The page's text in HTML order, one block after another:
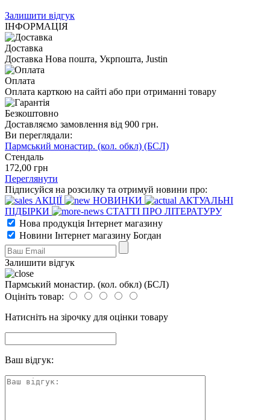
Залишити відгук
ІНФОРМАЦІЯ
Доставка
Доставка Нова пошта, Укрпошта, Justin
Оплата
Оплата карткою на сайті або при отриманні товару
Безкоштовно
Доставляємо замовлення від 900 грн.
Ви переглядали:
Пармський монастир. (кол. обкл) (БСЛ)
Стендаль
172,00 грн
Переглянути
Підписуйся на розсилку та отримуй новини про:
АКЦІЇ
НОВИНКИ
АКТУАЛЬНІ
ПІДБІРКИ
СТАТТІ ПРО ЛІТЕРАТУРУ
Нова продукція Інтернет магазину
Новини Інтернет магазину Богдан
Залишити відгук
Пармський монастир. (кол. обкл) (БСЛ)
Оцініть товар:
Натисніть на зірочку для оцінки товару
Ваш відгук: